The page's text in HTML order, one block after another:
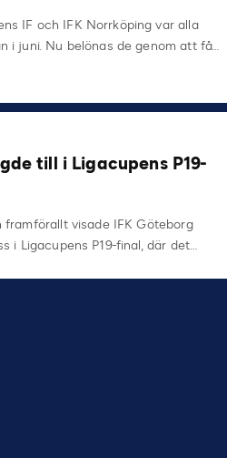
IF och IFK Norrköping var alla
i juni. Nu belönas de genom att få…
till i Ligacupens P19-
framförallt visade IFK Göteborg
i Ligacupens P19-final, där det…